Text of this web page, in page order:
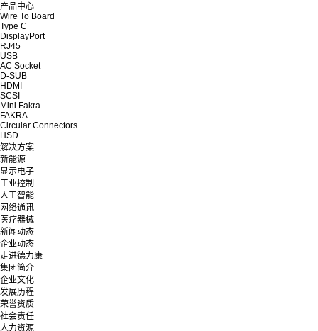
产品中心
Wire To Board
Type C
DisplayPort
RJ45
USB
AC Socket
D-SUB
HDMI
SCSI
Mini Fakra
FAKRA
Circular Connectors
HSD
解决方案
新能源
显示电子
工业控制
人工智能
网络通讯
医疗器械
新闻动态
企业动态
走进德力康
集团简介
企业文化
发展历程
荣誉资质
社会责任
人力资源